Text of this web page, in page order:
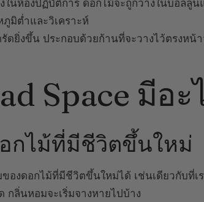
ในห้องปฏิบัติการ ดอกไม้จะถูกวางในบอลลู
มิต่ำและวิเคราะห์
ดยิ่งขึ้น ประกอบด้วยก้านที่จะวางไว้ตรงหน้
Space มีอะ
กไม้ที่มีชีวิตขึ้นใหม่
องดอกไม้ที่มีชีวิตขึ้นใหม่ได้ เช่นเดียวกับที่เ
กลิ่นหอมจะเริ่มจางหายไปบ้าง